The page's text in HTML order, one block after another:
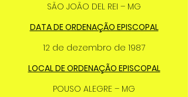
SÃO JOÃO DEL REI – MG
DATA DE ORDENAÇÃO EPISCOPAL
12 de dezembro de 1987
LOCAL DE ORDENAÇÃO EPISCOPAL
POUSO ALEGRE – MG